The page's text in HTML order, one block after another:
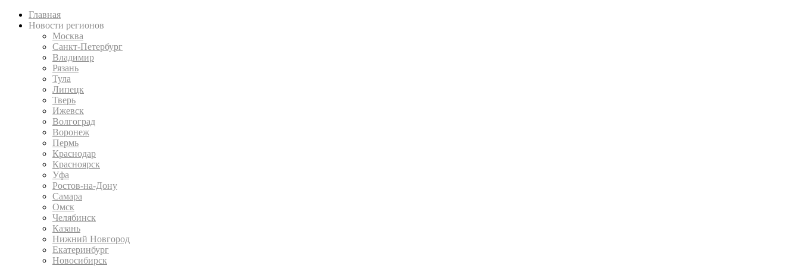
Главная
Новости регионов
Москва
Санкт-Петербург
Владимир
Рязань
Тула
Липецк
Тверь
Ижевск
Волгоград
Воронеж
Пермь
Краснодар
Красноярск
Уфа
Ростов-на-Дону
Самара
Омск
Челябинск
Казань
Нижний Новгород
Екатеринбург
Новосибирск